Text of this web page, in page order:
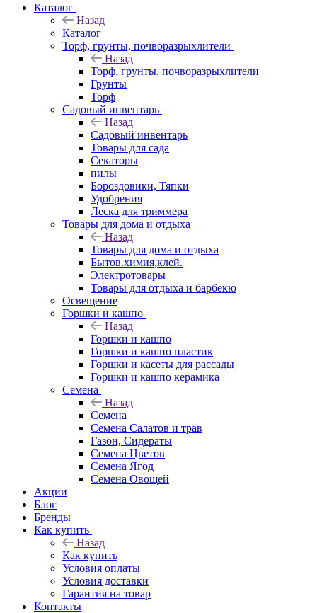
Каталог
Назад
Каталог
Торф, грунты, почворазрыхлители
Назад
Торф, грунты, почворазрыхлители
Грунты
Торф
Садовый инвентарь
Назад
Садовый инвентарь
Товары для сада
Секаторы
пилы
Бороздовики, Тяпки
Удобрения
Леска для триммера
Товары для дома и отдыха
Назад
Товары для дома и отдыха
Бытов.химия,клей.
Электротовары
Товары для отдыха и барбекю
Освещение
Горшки и кашпо
Назад
Горшки и кашпо
Горшки и кашпо пластик
Горшки и касеты для рассады
Горшки и кашпо керамика
Семена
Назад
Семена
Семена Салатов и трав
Газон, Сидераты
Семена Цветов
Семена Ягод
Семена Овощей
Акции
Блог
Бренды
Как купить
Назад
Как купить
Условия оплаты
Условия доставки
Гарантия на товар
Контакты